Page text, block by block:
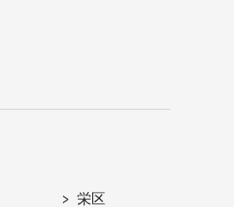
栄区